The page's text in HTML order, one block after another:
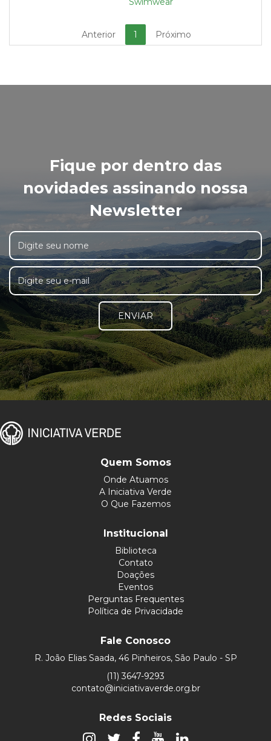
Anterior 1 Próximo
Fique por dentro das
novidades assinando nossa
Newsletter
ENVIAR
Quem Somos
Onde Atuamos
A Iniciativa Verde
O Que Fazemos
Institucional
Biblioteca
Contato
Doações
Eventos
Perguntas Frequentes
Política de Privacidade
Fale Conosco
R. João Elias Saada, 46 Pinheiros, São Paulo - SP
(11) 3647-9293
contato@iniciativaverde.org.br
Redes Sociais